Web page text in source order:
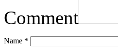
Comment
Name *